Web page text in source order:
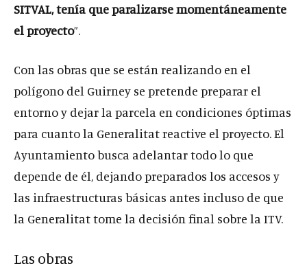
SITVAL, tenía que paralizarse momentáneamente
el proyecto”.
Con las obras que se están realizando en el
polígono del Guirney se pretende preparar el
entorno y dejar la parcela en condiciones óptimas
para cuanto la Generalitat reactive el proyecto. El
Ayuntamiento busca adelantar todo lo que
depende de él, dejando preparados los accesos y
las infraestructuras básicas antes incluso de que
la Generalitat tome la decisión final sobre la ITV.
Las obras